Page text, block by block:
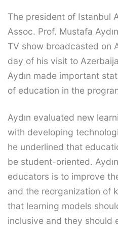
The president of Istanbul
Assoc. Prof. Mustafa
TV show broadcasted on
day of his visit to
Aydın made important
of education in the
Aydın evaluated new
with developing
he underlined that
be student-oriented.
educators is to improve
and the reorganization of
that learning models
inclusive and they should